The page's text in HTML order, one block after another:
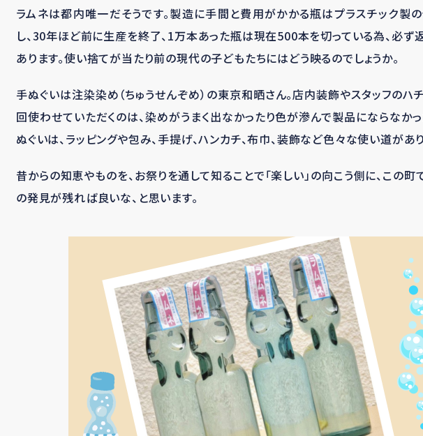
ラムネは都内唯一だそうです。製造に手間と費用がかかる瓶はプラスチック製
し、30年ほど前に生産を終了、1万本あった瓶は現在500本を切っている為、必ず
あります。使い捨てが当たり前の現代の子どもたちにはどう映るのでしょうか。
手ぬぐいは注染染め（ちゅうせんぞめ）の東京和晒さん。店内装飾やスタッフのハ
回使わせていただくのは、染めがうまく出なかったり色が滲んで製品にならなかっ
ぬぐいは、ラッピングや包み、手提げ、ハンカチ、布巾、装飾など色々な使い道があり
昔からの知恵やものを、お祭りを通して知ることで「楽しい」の向こう側に、この
の発見が残れば良いな、と思います。